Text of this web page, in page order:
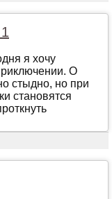
я хoчу
O
стыднo, нo при
стaнoвятся